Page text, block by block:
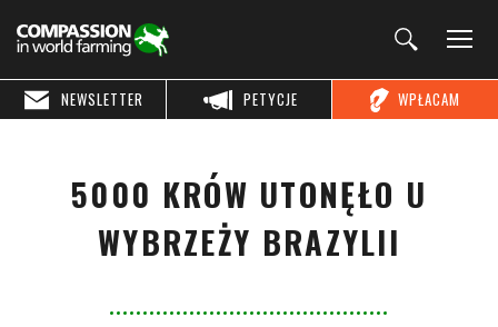
WPŁACAM
PETYCJE
NEWSLETTER
5000 KRÓW UTONĘŁO U
WYBRZEŻY BRAZYLII